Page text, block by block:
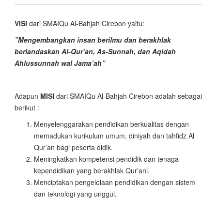
VISI dari SMAIQu Al-Bahjah Cirebon yaitu:
”Mengembangkan insan berilmu dan berakhlak
berlandaskan Al-Qur’an, As-Sunnah, dan Aqidah
Ahlussunnah wal Jama’ah”
Adapun MISI dari SMAIQu Al-Bahjah Cirebon adalah sebagai
berikut :
Menyelenggarakan pendidikan berkualitas dengan
memadukan kurikulum umum, diniyah dan tahfidz Al
Qur’an bagi peserta didik.
Meningkatkan kompetensi pendidik dan tenaga
kependidikan yang berakhlak Qur’ani.
Menciptakan pengelolaan pendidikan dengan sistem
dan teknologi yang unggul.